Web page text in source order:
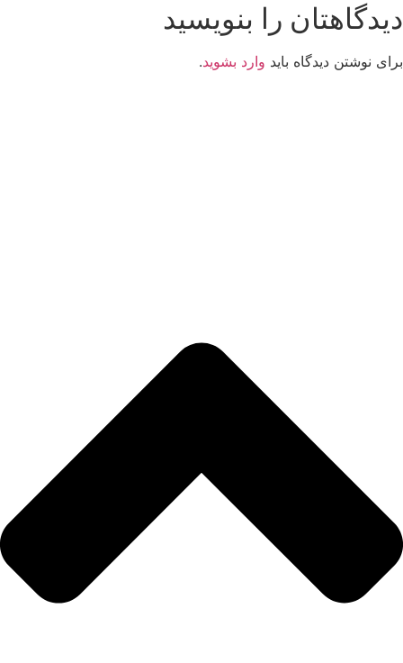
دیدگاهتان را بنویسید
برای نوشتن دیدگاه باید وارد بشوید.